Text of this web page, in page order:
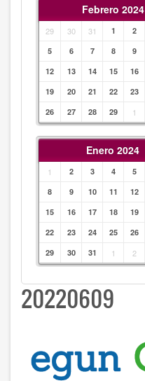
Febrero 2024
29 30 31 1 2
5
6 7 8 9
12
13 14 15 16
19
20 21 22 23
26
27 28 29 1
Enero 2024
1 2 3 4 5
8
9 10 11 12
15
16 17 18 19
22
23 24 25 26
29
30 31 1 2
20220609